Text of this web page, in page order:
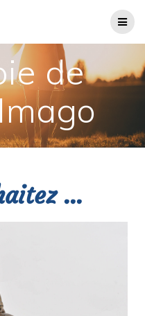
de
...